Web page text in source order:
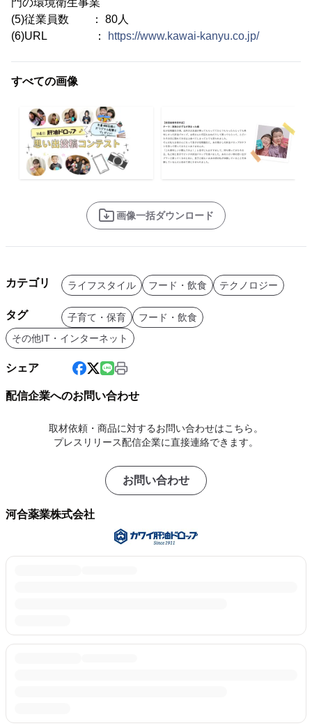
門の環境衛生事業
(5)従業員数 ： 80人
(6)URL ：
https://www.kawai-kanyu.co.jp/
すべての画像
画像一括ダウンロード
カテゴリ ライフスタイル フード・飲食 テクノロジー
タグ 子育て・保育
フード・飲食
その他IT・インターネット
シェア
配信企業へのお問い合わせ
取材依頼・商品に対するお問い合わせはこちら。
プレスリリース配信企業に直接連絡できます。
お問い合わせ
河合薬業株式会社